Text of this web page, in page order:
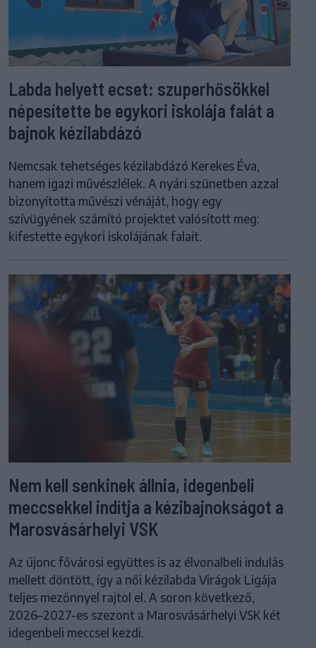
Labda helyett ecset: szuperhősökkel
népesítette be egykori iskolája falát a
bajnok kézilabdázó
Nemcsak tehetséges kézilabdázó Kerekes Éva,
hanem igazi művészlélek. A nyári szünetben azzal
bizonyította művészi vénáját, hogy egy
szívügyének számító projektet valósított meg:
kifestette egykori iskolájának falait.
Nem kell senkinek állnia, idegenbeli
meccsekkel indítja a kézibajnokságot a
Marosvásárhelyi VSK
Az újonc fővárosi együttes is az élvonalbeli indulás
mellett döntött, így a női kézilabda Virágok Ligája
teljes mezőnnyel rajtol el. A soron következő,
2026–2027-es szezont a Marosvásárhelyi VSK két
idegenbeli meccsel kezdi.